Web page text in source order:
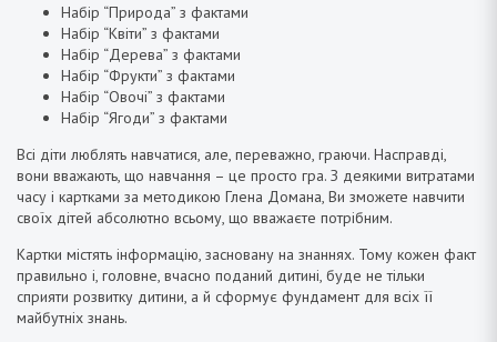
Набір “Природа” з фактами
Набір “Квіти” з фактами
Набір “Дерева” з фактами
Набір “Фрукти” з фактами
Набір “Овочі” з фактами
Набір “Ягоди” з фактами
Всі діти люблять навчатися, але, переважно, граючи. Насправді,
вони вважають, що навчання – це просто гра. З деякими витратами
часу і картками за методикою Глена Домана, Ви зможете навчити
своїх дітей абсолютно всьому, що вважаєте потрібним.
Картки містять інформацію, засновану на знаннях. Тому кожен факт
правильно і, головне, вчасно поданий дитині, буде не тільки
сприяти розвитку дитини, а й сформує фундамент для всіх її
майбутніх знань.